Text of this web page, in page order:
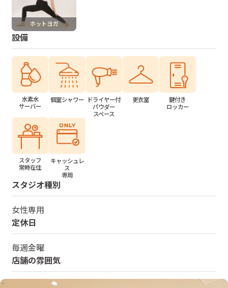
ホットヨガ
設備
水素水
サーバー
個室シャワー ドライヤー付
パウダー
スペース
更衣室
鍵付き
ロッカー
スタッフ
常時在住
キャッシュレ
ス
専用
スタジオ種別
女性専用
定休日
毎週金曜
店舗の雰囲気